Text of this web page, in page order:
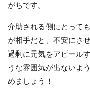
がちです。
介助される側にとって
が相手だと、不安にさ
過剰に元気をアピール
うな雰囲気が出ないよ
めましょう！